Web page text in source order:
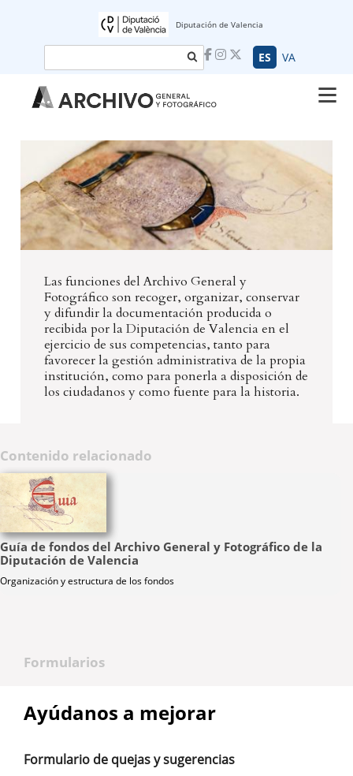
Diputación de Valencia
ES VA
Las funciones del Archivo General y
Fotográfico son recoger, organizar, conservar
y difundir la documentación producida o
recibida por la Diputación de Valencia en el
ejercicio de sus competencias, tanto para
favorecer la gestión administrativa de la propia
institución, como para ponerla a disposición de
los ciudadanos y como fuente para la historia.
Contenido relacionado
Guía de fondos del Archivo General y Fotográfico de la
Diputación de Valencia
Organización y estructura de los fondos
Formularios
Ayúdanos a mejorar
Formulario de quejas y sugerencias